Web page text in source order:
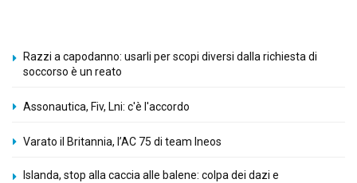
Razzi a capodanno: usarli per scopi diversi dalla richiesta di
soccorso è un reato
Assonautica, Fiv, Lni: c'è l'accordo
Varato il Britannia, l’AC 75 di team Ineos
Islanda, stop alla caccia alle balene: colpa dei dazi e